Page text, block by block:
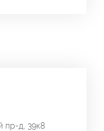
пр-д, 39к8